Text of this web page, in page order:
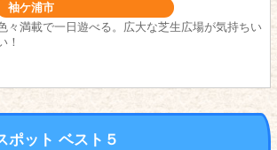
袖ケ浦市
々満載で一日遊べる。広大な芝生広場が気持ちい
！
ポット ベスト５